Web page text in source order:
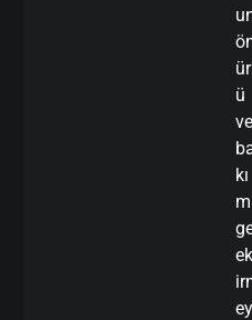
ü
ve
kı
m
ey